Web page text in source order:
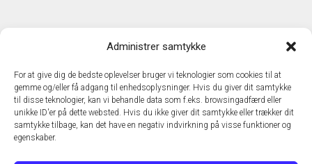
Administrer samtykke
For at give dig de bedste oplevelser bruger vi teknologier som cookies til at
gemme og/eller få adgang til enhedsoplysninger. Hvis du giver dit samtykke
til disse teknologier, kan vi behandle data som f.eks. browsingadfærd eller
unikke ID'er på dette websted. Hvis du ikke giver dit samtykke eller trækker dit
samtykke tilbage, kan det have en negativ indvirkning på visse funktioner og
egenskaber.
TechMedia A/S
DK - 2600 Glostrup
www.techmedia.dk
Telefon: +45 43 24 26 28
E-mail:info@techmedia.dk